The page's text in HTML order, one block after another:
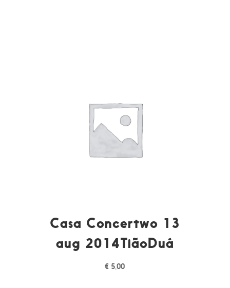
Casa Concertwo 13
aug 2014TiãoDuá
€ 5,00